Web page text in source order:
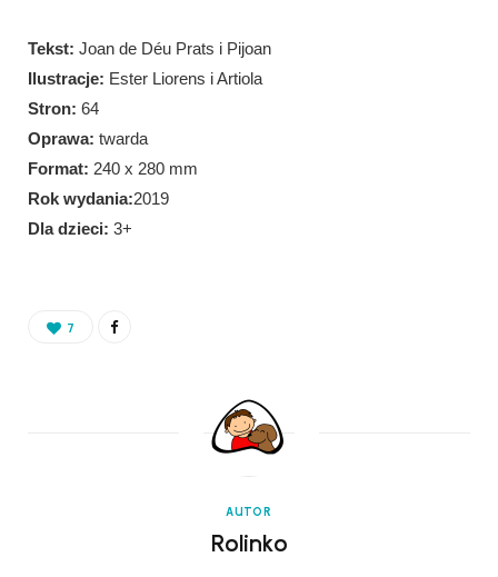
Tekst: Joan de Déu Prats i Pijoan
Ilustracje: Ester Liorens i Artiola
Stron: 64
Oprawa: twarda
Format: 240 x 280 mm
Rok wydania:2019
Dla dzieci: 3+
7
AUTOR
Rolinko